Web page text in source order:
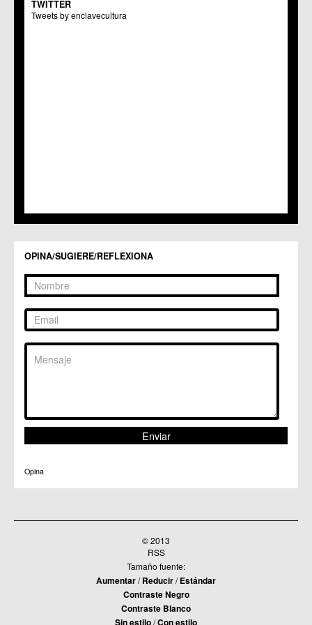
Centros Culturales
C.C. Puertas de Castilla
C.C. Zarandona
TWITTER
Tweets by enclavecultura
OPINA/SUGIERE/REFLEXIONA
Opina
© 2013
RSS
Tamaño fuente:
Aumentar/Reducir/Estándar
Contraste Negro
Contraste Blanco
Sin estilo/Con estilo